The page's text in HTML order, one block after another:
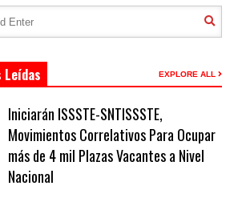
Leídas EXPLORE ALL
Iniciarán ISSSTE-SNTISSSTE,
Movimientos Correlativos Para Ocupar
más de 4 mil Plazas Vacantes a Nivel
Nacional